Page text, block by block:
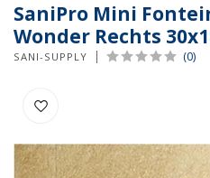
SaniPro Mini
Wonder Rechts
SANI-SUPPLY (0)